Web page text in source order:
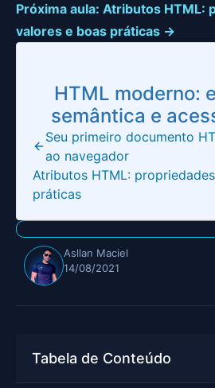
Próxima aula: Atributos HTML:
valores e boas práticas →
HTML moderno:
semântica e
Seu primeiro documento
ao navegador
Atributos HTML:
práticas
Asllan Maciel
14/08/2021
Tabela de Conteúdo